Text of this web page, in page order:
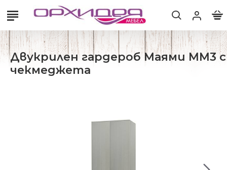
Двукрилен гардероб Маями ММ3 с
чекмеджета